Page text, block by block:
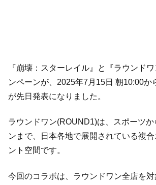
『崩壊：スターレイル』と『ラウンド
ンペーンが、2025年7月15日 朝10:00か
が先日発表になりました。
ラウンドワン(ROUND1)は、スポーツか
ンまで、日本各地で展開されている複
ント空間です。
今回のコラボは、ラウンドワン全店を